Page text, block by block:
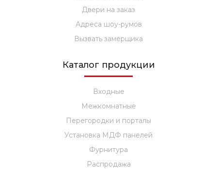
Двери на заказ
Адреса шоу-румов
Вызвать замерщика
Каталог продукции
Входные
Межкомнатные
Перегородки и порталы
Установка МДФ панелей
Фурнитура
Распродажа